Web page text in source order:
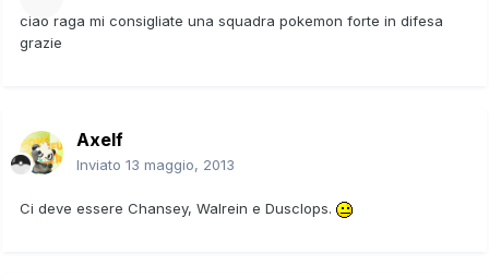
ciao raga mi consigliate una squadra pokemon forte in difesa
grazie
Axelf
Inviato 13 maggio, 2013
Ci deve essere Chansey, Walrein e Dusclops.